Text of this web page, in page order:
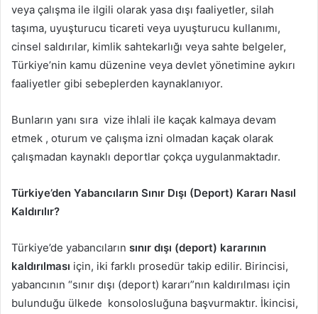
veya çalışma ile ilgili olarak yasa dışı faaliyetler, silah
taşıma, uyuşturucu ticareti veya uyuşturucu kullanımı,
cinsel saldırılar, kimlik sahtekarlığı veya sahte belgeler,
Türkiye’nin kamu düzenine veya devlet yönetimine aykırı
faaliyetler gibi sebeplerden kaynaklanıyor.
Bunların yanı sıra vize ihlali ile kaçak kalmaya devam
etmek , oturum ve çalışma izni olmadan kaçak olarak
çalışmadan kaynaklı deportlar çokça uygulanmaktadır.
Türkiye’den Yabancıların Sınır Dışı (Deport) Kararı Nasıl
Kaldırılır?
Türkiye’de yabancıların sınır dışı (deport) kararının
kaldırılması için, iki farklı prosedür takip edilir. Birincisi,
yabancının “sınır dışı (deport) kararı”nın kaldırılması için
bulunduğu ülkede konsolosluğuna başvurmaktır. İkincisi,